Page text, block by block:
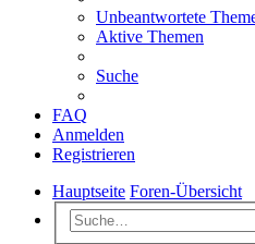
Unbeantwortete
Aktive Themen
Suche
FAQ
Anmelden
Registrieren
Hauptseite Foren-Übersicht